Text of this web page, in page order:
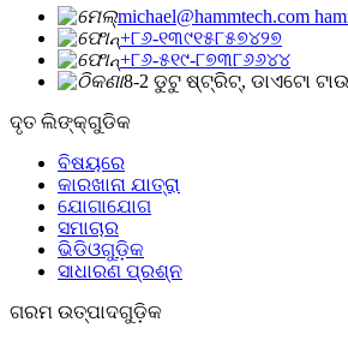
michael@hammtech.com
+୮୬-୧୩୯୧୫୮୫୭୪୨୭
+୮୬-୫୧୯-୮୭୩୮୬୬୪୪
8-2 ଡୁଟୁ ଷ୍ଟ୍ରିଟ୍, ଡାଏଟୋ
ଦୃତ ଲିଙ୍କ୍ଗୁଡିକ
ବିଷୟରେ
କାରଖାନା ଯାତ୍ରା
ଯୋଗାଯୋଗ
ସମାଚାର
ଭିଡିଓଗୁଡ଼ିକ
ସାଧାରଣ ପ୍ରଶ୍ନ
ଗରମ ଉତ୍ପାଦଗୁଡ଼ିକ